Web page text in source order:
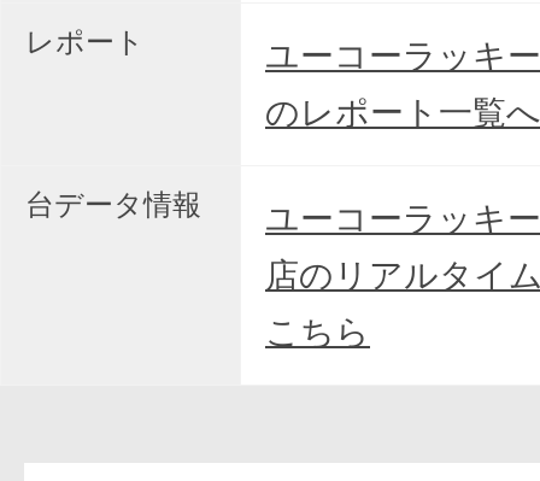
レポート
ユーコーラッキ
のレポート一覧へ
台データ情報
ユーコーラッキ
店のリアルタイ
こちら